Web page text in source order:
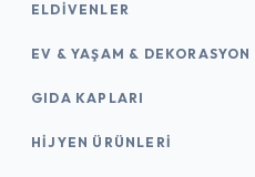
ELDIVENLER
EV & YAŞAM & DEKORASYON
GIDA KAPLARI
HIJYEN ÜRÜNLERI